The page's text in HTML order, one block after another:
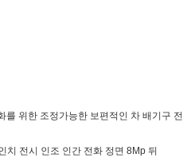
를 위한 조정가능한 보편적인 차 배기구 전
치 전시 인조 인간 전화 정면 8Mp 뒤